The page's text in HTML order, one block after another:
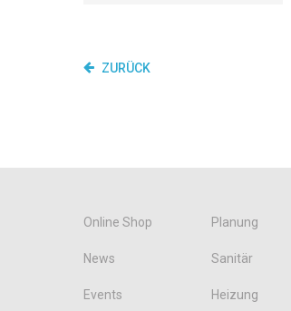
ZURÜCK
Online Shop Planung
News Sanitär
Events Heizung